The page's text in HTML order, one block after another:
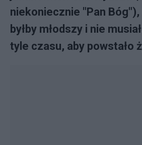
niekoniecznie "Pan
byłby młodszy i nie
tyle czasu, aby powstało